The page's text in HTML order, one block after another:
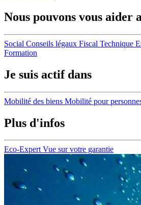
Nous pouvons vous aider
Social Conseils légaux Fiscal Technique
Formation
Je suis actif dans
Mobilité des biens Mobilité pour
Plus d'infos
Eco-Expert Vue sur votre garantie